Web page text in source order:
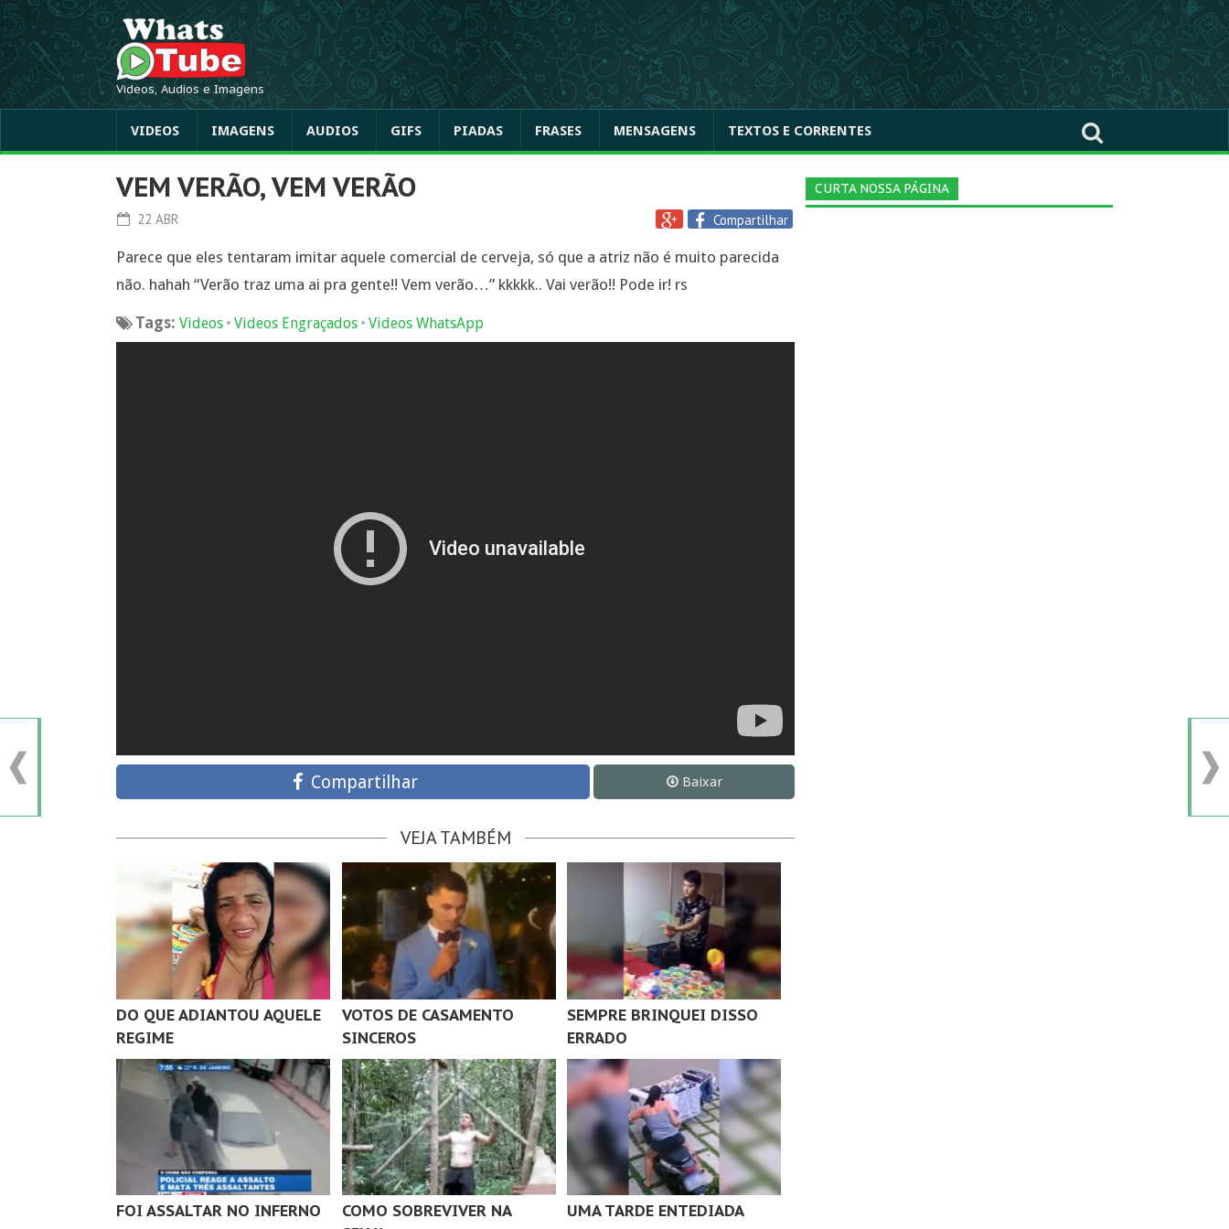
Videos, Audios e Imagens
VIDEOS IMAGENS AUDIOS GIFS PIADAS FRASES MENSAGENS TEXTOS E CORRENTES
VEM VERÃO, VEM VERÃO
22 ABR Compartilhar
Parece que eles tentaram imitar aquele comercial de cerveja, só que a atriz não é muito parecida
não. hahah “Verão traz uma ai pra gente!! Vem verão…” kkkkk.. Vai verão!! Pode ir! rs
Tags: Videos • Videos Engraçados • Videos WhatsApp
Compartilhar Baixar
VEJA TAMBÉM
DO QUE ADIANTOU AQUELE
REGIME
VOTOS DE CASAMENTO
SINCEROS
SEMPRE BRINQUEI DISSO
ERRADO
FOI ASSALTAR NO INFERNO
COMO SOBREVIVER NA
UMA TARDE ENTEDIADA
CURTA NOSSA PÁGINA